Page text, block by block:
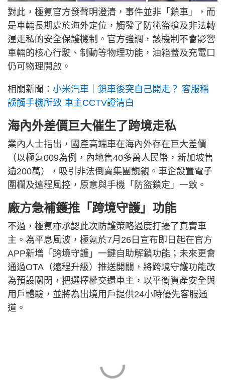
對此，極氪官方發聲明澄清，事件並非「鎖車」，而
是車輛長期處於海外定位，觸發了防範盜搶及非法轉
運走私的安全保護機制。官方強調，該機制不會影響
車輛的核心行駛、制動等物理功能，油箱蓋及充電口
仍可物理開啟。
相關新聞： 小米汽車｜鎖車後突自己開走？ 客服稱
誤觸手機所致 車主CCTV證清白
海內外差價巨大催生了跨境走私
業內人士指出，國產高端車在海內外存在巨大差價
（以極氪009為例，內地售40多萬人民幣，新加坡售
逾200萬），吸引非法倒賣集團覬覦。車企設置電子
圍欄及遠程風控，原意與手機「防盜鎖定」一致。
廠方急補鑊推「跨境守護」功能
不過，極氪亦承認此次防護策略過度打擾了真實車
主。為平息風波，極氪於7月26日宣布即日起在官方
APP新增「跨境守護」一鍵自助解鎖功能；未來更會
通過OTA（遠程升級）推送開關，將跨境守護功能改
為預設關閉，把選擇權交還車主，以平衡資產安全與
用戶體驗，並將為出境用戶提供24小時優先客服通
道。